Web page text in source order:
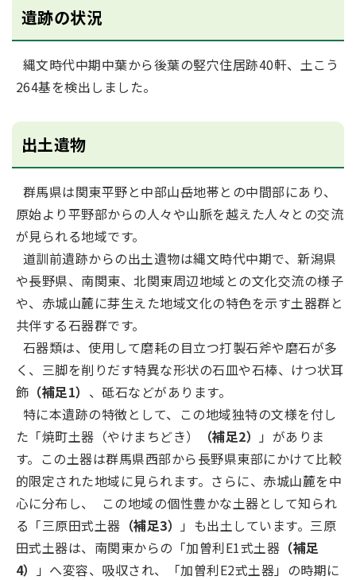
遺跡の状況
縄文時代中期中葉から後葉の竪穴住居跡40軒、土こう
264基を検出しました。
出土遺物
群馬県は関東平野と中部山岳地帯との中間部にあり、
原始より平野部からの人々や山脈を越えた人々との交流
が見られる地域です。
道訓前遺跡からの出土遺物は縄文時代中期で、新潟県
や長野県、南関東、北関東周辺地域との文化交流の様子
や、赤城山麓に芽生えた地域文化の特色を示す土器群と
共伴する石器群です。
石器類は、使用して磨耗の目立つ打製石斧や磨石が多
く、三脚を削りだす特異な形状の石皿や石棒、けつ状耳
飾 （補足1） 、砥石などがあります。
特に本遺跡の特徴として、この地域独特の文様を付し
た「焼町土器（やけまちどき）
（補足2）
」がありま
す。この土器は群馬県西部から長野県東部にかけて比較
的限定された地域に見られます。さらに、赤城山麓を中
心に分布し、 この地域の個性豊かな土器として知られ
る「三原田式土器 （補足3）
」も出土しています。三原
田式土器は、南関東からの「加曽利E1式土器 （補足
4）
」へ変容、吸収され、「加曽利E2式土器」の時期に